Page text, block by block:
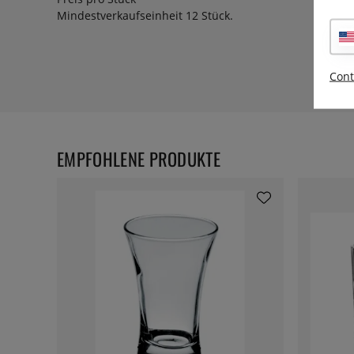
Mindestverkaufseinheit 12 Stück.
EMPFOHLENE PRODUKTE